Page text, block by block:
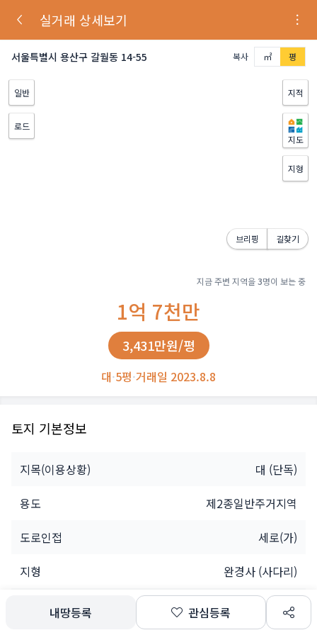
실거래 상세보기
서울특별시 용산구 갈월동 14-55 복사 ㎡ 평
일반
로드
지적
지도
지형
브리핑 길찾기
지금 주변 지역을3명이 보는 중
1억 7천만
3,431만원/평
대·5평·거래일 2023.8.8
토지 기본정보
지목(이용상황) 대 (단독)
용도
제2종일반주거지역
도로인접
세로(가)
지형
완경사 (사다리)
소유자 개인
공유인(5명)
내땅등록 관심등록